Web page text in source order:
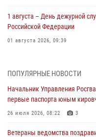
1 августа – День дежурной
Российской Федерации
01 августа 2026, 09:39
мировой войне 1914-1918 годов
В Кирове офицер Росгвардии
шахматного турнира
ПОПУЛЯРНЫЕ НОВОСТИ
Начальник Управления
первые паспорта юным
26 июля 2026, 08:22 3
Ветераны ведомства